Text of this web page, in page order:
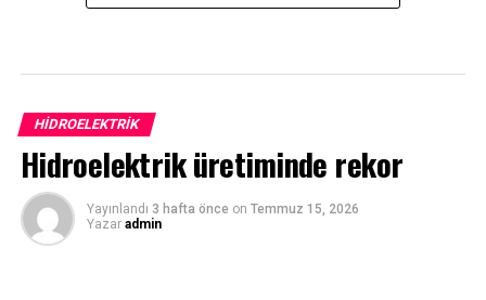
HIDROELEKTRIK
Hidroelektrik üretiminde rekor
Yayınlandı 3 hafta önce on Temmuz 15, 2026
Yazar admin